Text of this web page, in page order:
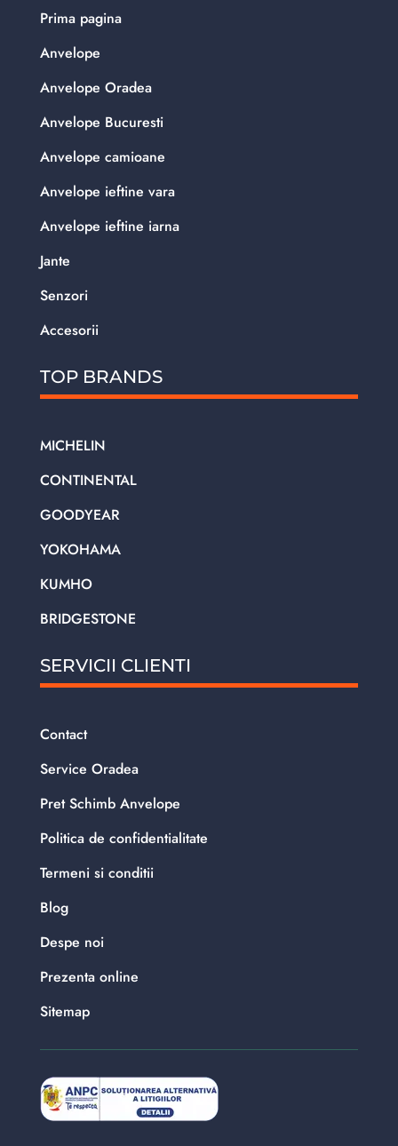
Prima pagina
Anvelope
Anvelope Oradea
Anvelope Bucuresti
Anvelope camioane
Anvelope ieftine vara
Anvelope ieftine iarna
Jante
Senzori
Accesorii
TOP BRANDS
MICHELIN
CONTINENTAL
GOODYEAR
YOKOHAMA
KUMHO
BRIDGESTONE
SERVICII CLIENTI
Contact
Service Oradea
Pret Schimb Anvelope
Politica de confidentialitate
Termeni si conditii
Blog
Despe noi
Prezenta online
Sitemap